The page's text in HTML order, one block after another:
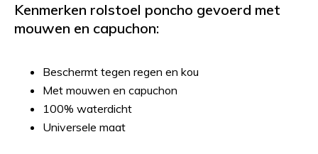
Kenmerken rolstoel poncho gevoerd met
mouwen en capuchon:
Beschermt tegen regen en kou
Met mouwen en capuchon
100% waterdicht
Universele maat